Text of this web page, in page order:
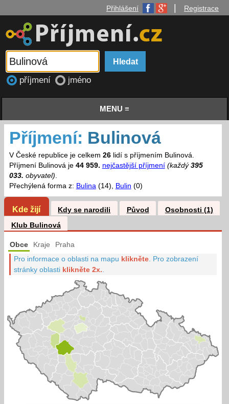
Přihlášení Registrace
příjmení jméno
MENU ≡
Příjmení: Bulinová
V České republice je celkem 26lidí s příjmením Bulinová.
Příjmení Bulinová je 44 959. nejčastější příjmení (každý 395
033. obyvatel).
Přechýlená forma z: Bulina(14), Bulin (0)
Kde žijí Kdy se narodili Původ
Osobnosti (1)
Klub Bulinová
Obce Kraje Praha
Pro informace o oblasti na mapu klikněte Pro zobrazení
stránky oblasti klikněte 2x.